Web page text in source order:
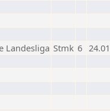
Landesliga Stmk 6